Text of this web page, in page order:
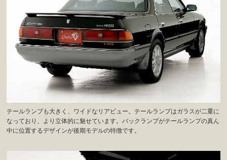
テールランプも大きく、ワイドなリアビュー。テールランプはガラスが二重に
なっており、より立体的に魅せています。バックランプがテールランプの真ん
中に位置するデザインが後期モデルの特徴です。